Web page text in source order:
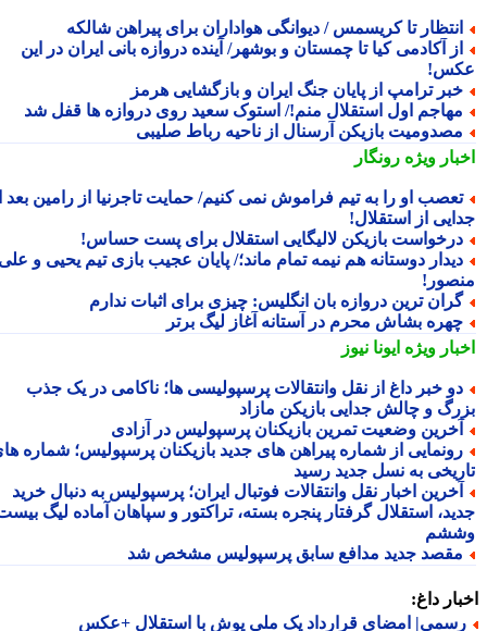
تا کریسمس / دیوانگی هواداران برای پیراهن شالکه
آکادمی کیا تا چمستان و بوشهر/ آینده دروازه بانی ایران در این
ترامپ از پایان جنگ ایران و بازگشایی هرمز
اول استقلال منم!/ استوک سعید روی دروازه ها قفل شد
بازیکن آرسنال از ناحیه رباط صلیبی
ویژهرونگار
او را به تیم فراموش نمی کنیم/ حمایت تاجرنیا از رامین بعد از
از استقلال!
بازیکن لالیگایی استقلال برای پست حساس!
دوستانه هم نیمه تمام ماند؛/ پایان عجیب بازی تیم یحیی و علی
ترین دروازه بان انگلیس: چیزی برای اثبات ندارم
بشاش محرم در آستانه آغاز لیگ برتر
ویژهایونا نیوز
خبر داغ از نقل وانتقالات پرسپولیسی ها؛ ناکامی در یک جذب
و چالش جدایی بازیکن مازاد
وضعیت تمرین بازیکنان پرسپولیس در آزادی
از شماره پیراهن های جدید بازیکنان پرسپولیس؛ شماره های
به نسل جدید رسید
اخبار نقل وانتقالات فوتبال ایران؛ پرسپولیس به دنبال خرید
استقلال گرفتار پنجره بسته، تراکتور و سپاهان آماده لیگ بیست
جدید مدافع سابق پرسپولیس مشخص شد
داغ:
امضای قرارداد یک ملی پوش با استقلال +عکس